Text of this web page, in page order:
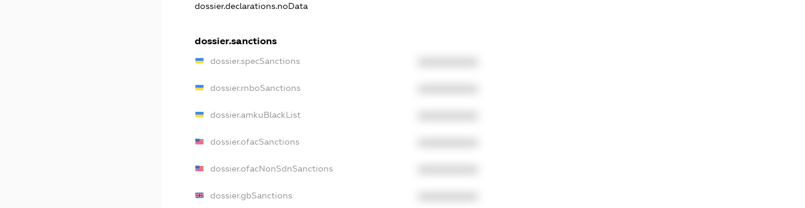
dossier.declarations.noData
dossier.sanctions
dossier.specSanctions
dossier.rnboSanctions
dossier.amkuBlackList
dossier.ofacSanctions
dossier.ofacNonSdnSanctions
dossier.gbSanctions